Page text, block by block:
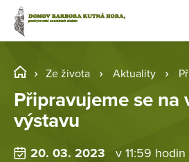
Ze života Aktuality
Připravujeme se na
výstavu
20. 03. 2023 v 11:59 hodin